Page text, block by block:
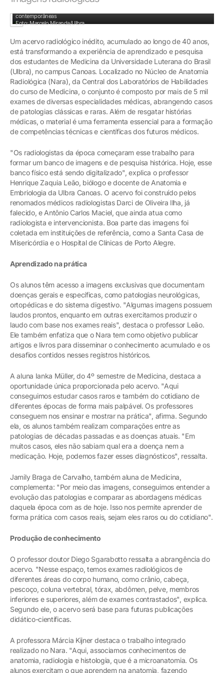
contemporâneas
Foto: Marcelo Miranda/Ulbra
Um acervo radiológico inédito, acumulado ao longo de 40 anos,
está transformando a experiência de aprendizado e pesquisa
dos estudantes de Medicina da Universidade Luterana do Brasil
(Ulbra), no campus Canoas. Localizado no Núcleo de Anatomia
Radiológica (Nara), da Central dos Laboratórios de Habilidades
do curso de Medicina, o conjunto é composto por mais de 5 mil
exames de diversas especialidades médicas, abrangendo casos
de patologias clássicas e raras. Além de resgatar histórias
médicas, o material é uma ferramenta essencial para a formação
de competências técnicas e científicas dos futuros médicos.
"Os radiologistas da época começaram esse trabalho para
formar um banco de imagens e de pesquisa histórica. Hoje, esse
banco físico está sendo digitalizado", explica o professor
Henrique Zaquia Leão, biólogo e docente de Anatomia e
Embriologia da Ulbra Canoas. O acervo foi construído pelos
renomados médicos radiologistas Darci de Oliveira Ilha, já
falecido, e Antônio Carlos Maciel, que ainda atua como
radiologista e intervencionista. Boa parte das imagens foi
coletada em instituições de referência, como a Santa Casa de
Misericórdia e o Hospital de Clínicas de Porto Alegre.
Aprendizado na prática
Os alunos têm acesso a imagens exclusivas que documentam
doenças gerais e específicas, como patologias neurológicas,
ortopédicas e do sistema digestivo. "Algumas imagens possuem
laudos prontos, enquanto em outras exercitamos produzir o
laudo com base nos exames reais", destaca o professor Leão.
Ele também enfatiza que o Nara tem como objetivo publicar
artigos e livros para disseminar o conhecimento acumulado e os
desafios contidos nesses registros históricos.
A aluna Ianka Müller, do 4º semestre de Medicina, destaca a
oportunidade única proporcionada pelo acervo. "Aqui
conseguimos estudar casos raros e também do cotidiano de
diferentes épocas de forma mais palpável. Os professores
conseguem nos ensinar e mostrar na prática", afirma. Segundo
ela, os alunos também realizam comparações entre as
patologias de décadas passadas e as doenças atuais. "Em
muitos casos, eles não sabiam qual era a doença nem a
medicação. Hoje, podemos fazer esses diagnósticos", ressalta.
Jamily Braga de Carvalho, também aluna de Medicina,
complementa: "Por meio das imagens, conseguimos entender a
evolução das patologias e comparar as abordagens médicas
daquela época com as de hoje. Isso nos permite aprender de
forma prática com casos reais, sejam eles raros ou do cotidiano".
Produção de conhecimento
O professor doutor Diego Sgarabotto ressalta a abrangência do
acervo. "Nesse espaço, temos exames radiológicos de
diferentes áreas do corpo humano, como crânio, cabeça,
pescoço, coluna vertebral, tórax, abdômen, pelve, membros
inferiores e superiores, além de exames contrastados", explica.
Segundo ele, o acervo será base para futuras publicações
didático-científicas.
A professora Márcia Kijner destaca o trabalho integrado
realizado no Nara. "Aqui, associamos conhecimentos de
anatomia, radiologia e histologia, que é a microanatomia. Os
alunos exercitam o que aprendem na anatomia, fazendo